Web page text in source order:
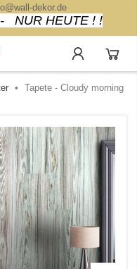
dekor.de
NUR HEUTE ! !
Tapete - Cloudy morning